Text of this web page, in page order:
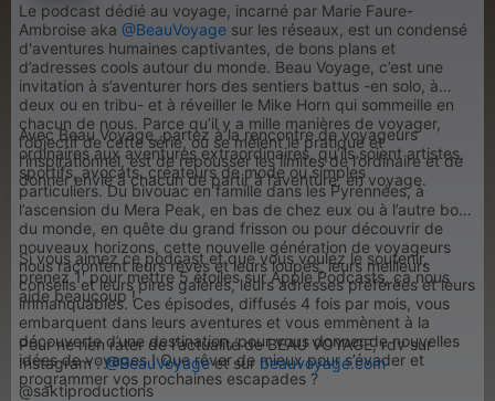
Le podcast dédié au voyage, incarné par Marie Faure-
Ambroise aka @BeauVoyage sur les réseaux, est un condensé
d'aventures humaines captivantes, de bons plans et
d’adresses cools autour du monde. Beau Voyage, c’est une
invitation à s’aventurer hors des sentiers battus -en solo, à
deux ou en tribu- et à réveiller le Mike Horn qui sommeille en
chacun de nous. Parce qu’il y a mille manières de voyager,
l’objectif de cette série, où se mêlent le pratique et
l’inspirationnel, est de repousser les limites de l’ordinaire et de
donner envie à chacun de partir à l’aventure, en voyage.
Avec Beau Voyage, partez à la rencontre de voyageurs
ordinaires aux aventures extraordinaires, qu’ils soient artistes,
sportifs, avocats, créateurs de mode ou simples
particuliers. Du bivouac en famille dans les Pyrénnées, à
l’ascension du Mera Peak, en bas de chez eux ou à l’autre bout
du monde, en quête du grand frisson ou pour découvrir de
nouveaux horizons, cette nouvelle génération de voyageurs
nous racontent leurs rêves et leurs loupés, leurs meilleurs
conseils et leurs pires galères, leurs adresses préférées et leurs
immanquables. Ces épisodes, diffusés 4 fois par mois, vous
embarquent dans leurs aventures et vous emmènent à la
découverte d’une destination, pour vous donner de nouvelles
idées de voyages ! Que rêver de mieux pour s’évader et
programmer vos prochaines escapades ?
Si vous aimez ce podcast et que vous voulez le soutenir,
prenez 1' pour mettre 5 étoiles sur Apple Podcasts, ça nous
aide beaucoup !
Pour ne rien rater de l'actualité de BEAU VOYAGE, rdv sur
Instagram :@BeauVoyageet sur beauvoyage.com
@saktiproductions